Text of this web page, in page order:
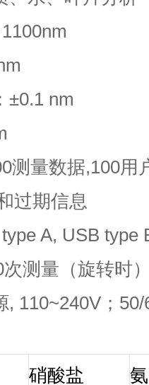
nm
测量数据,100用
过期信息
A, USB type
测量（旋转时
110~240V；
硝酸盐
氨